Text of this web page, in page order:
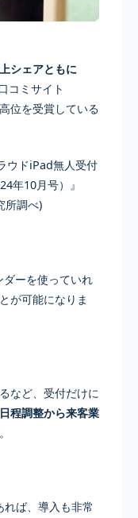
シェアともに
コミサイト
位を受賞している
ウドiPad無人受付
年10月号）』
所調べ)
ーを使っていれ
が可能になりま
など、受付だけに
日程調整から来客業
ば、導入も非常